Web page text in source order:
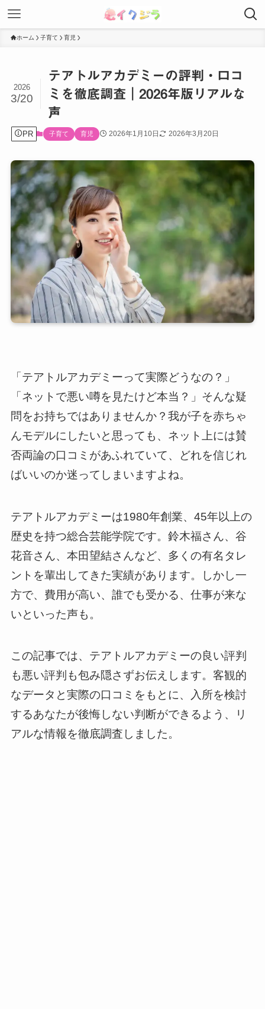
ホーム 子育て 育児
テアトルアカデミーの評判・口コ
ミを徹底調査｜2026年版リアルな
声
2026
3/20
PR 子育て 育児 2026年1月10日 2026年3月20日
「テアトルアカデミーって実際どうなの？」
「ネットで悪い噂を見たけど本当？」そんな疑
問をお持ちではありませんか？我が子を赤ちゃ
んモデルにしたいと思っても、ネット上には賛
否両論の口コミがあふれていて、どれを信じれ
ばいいのか迷ってしまいますよね。
テアトルアカデミーは1980年創業、45年以上の
歴史を持つ総合芸能学院です。鈴木福さん、谷
花音さん、本田望結さんなど、多くの有名タレ
ントを輩出してきた実績があります。しかし一
方で、費用が高い、誰でも受かる、仕事が来な
いといった声も。
この記事では、テアトルアカデミーの良い評判
も悪い評判も包み隠さずお伝えします。客観的
なデータと実際の口コミをもとに、入所を検討
するあなたが後悔しない判断ができるよう、リ
アルな情報を徹底調査しました。